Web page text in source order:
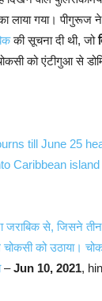
लाया गया। पीगुरूज
की सूचना दी थी, जो
को एंटीगुआ से
till June 25
Caribbean
जराबिक से, जिसने
को उठाया।
–Jun 10, 2021,